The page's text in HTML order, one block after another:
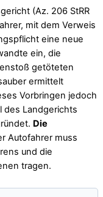
(Az. 206 StRR
mit dem Verweis
eine neue
ein, die
getöteten
ermittelt
Vorbringen jedoch
des Landgerichts
Die
Autofahrer muss
und die
tragen.